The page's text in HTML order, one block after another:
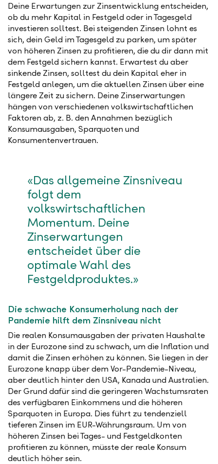
Deine Erwartungen zur Zinsentwicklung entscheiden,
ob du mehr Kapital in Festgeld oder in Tagesgeld
investieren solltest. Bei steigenden Zinsen lohnt es
sich, dein Geld im Tagesgeld zu parken, um später
von höheren Zinsen zu profitieren, die du dir dann mit
dem Festgeld sichern kannst. Erwartest du aber
sinkende Zinsen, solltest du dein Kapital eher in
Festgeld anlegen, um die aktuellen Zinsen über eine
längere Zeit zu sichern. Deine Zinserwartungen
hängen von verschiedenen volkswirtschaftlichen
Faktoren ab, z. B. den Annahmen bezüglich
Konsumausgaben, Sparquoten und
Konsumentenvertrauen.
«Das allgemeine Zinsniveau
folgt dem
volkswirtschaftlichen
Momentum. Deine
Zinserwartungen
entscheidet über die
optimale Wahl des
Festgeldproduktes.»
Die schwache Konsumerholung nach der
Pandemie hilft dem Zinsniveau nicht
Die realen Konsumausgaben der privaten Haushalte
in der Eurozone sind zu schwach, um die Inflation und
damit die Zinsen erhöhen zu können. Sie liegen in der
Eurozone knapp über dem Vor-Pandemie-Niveau,
aber deutlich hinter den USA, Kanada und Australien.
Der Grund dafür sind die geringeren Wachstumsraten
des verfügbaren Einkommens und die höheren
Sparquoten in Europa. Dies führt zu tendenziell
tieferen Zinsen im EUR-Währungsraum. Um von
höheren Zinsen bei Tages- und Festgeldkonten
profitieren zu können, müsste der reale Konsum
deutlich höher sein.